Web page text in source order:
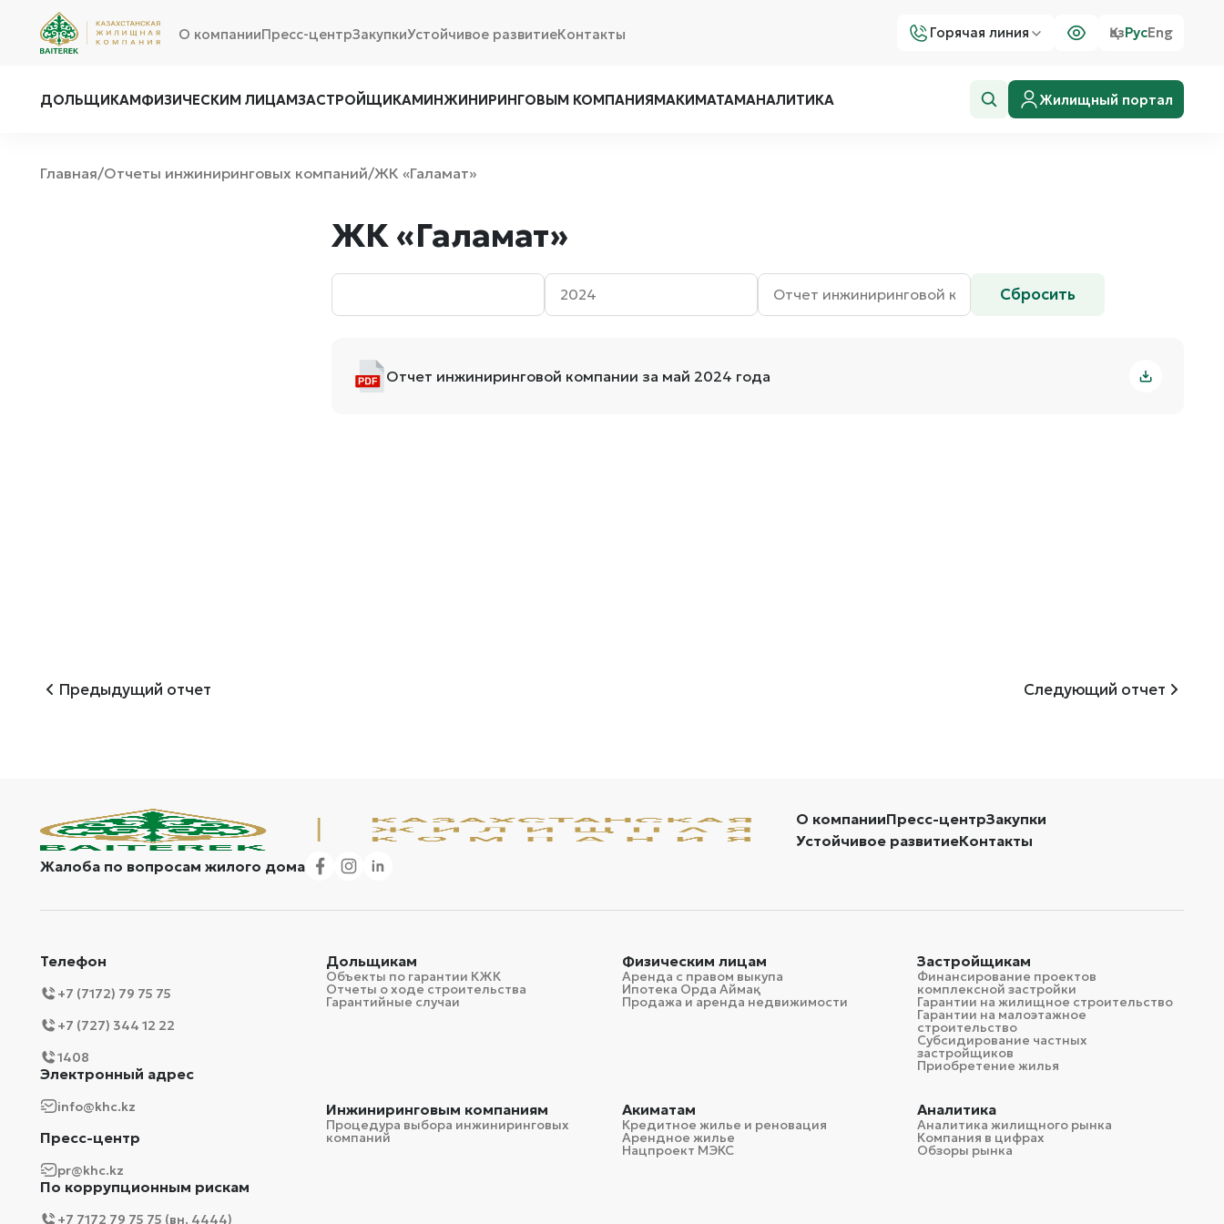
О компанииПресс-центрЗакупкиУстойчивое развитиеКонтакты Горячая линия ҚазРусEng
ДОЛЬЩИКАМФИЗИЧЕСКИМ ЛИЦАМЗАСТРОЙЩИКАМИНЖИНИРИНГОВЫМ КОМПАНИЯМАКИМАТАМАНАЛИТИКА Жилищный портал
Главная/Отчеты инжиниринговых компаний/ЖК «Галамат»
ЖК «Галамат»
Сбросить
Отчет инжиниринговой компании за май 2024 года
Предыдущий отчет Следующий отчет
О компанииПресс-центрЗакупки
Устойчивое развитиеКонтакты
Жалоба по вопросам жилого дома
Телефон
+7 (7172) 79 75 75
+7 (727) 344 12 22
1408
Электронный адрес
info@khc.kz
Пресс-центр
pr@khc.kz
По коррупционным рискам
+7 7172 79 75 75 (вн. 4444)
Дольщикам
Объекты по гарантии КЖК
Отчеты о ходе строительства
Гарантийные случаи
Физическим лицам
Аренда с правом выкупа
Ипотека Орда Аймақ
Продажа и аренда недвижимости
Застройщикам
Финансирование проектов
комплексной застройки
Гарантии на жилищное строительство
Гарантии на малоэтажное
строительство
Субсидирование частных
застройщиков
Приобретение жилья
Инжиниринговым компаниям
Процедура выбора инжиниринговых
компаний
Акиматам
Кредитное жилье и реновация
Арендное жилье
Нацпроект МЭКС
Аналитика
Аналитика жилищного рынка
Компания в цифрах
Обзоры рынка